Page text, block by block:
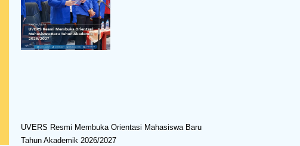
UVERS Resmi Membuka Orientasi Mahasiswa Baru
Tahun Akademik 2026/2027